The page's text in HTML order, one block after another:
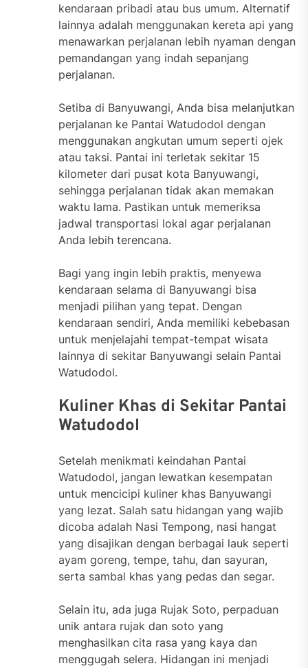
kendaraan pribadi atau bus umum. Alternatif
lainnya adalah menggunakan kereta api yang
menawarkan perjalanan lebih nyaman dengan
pemandangan yang indah sepanjang
perjalanan.
Setiba di Banyuwangi, Anda bisa melanjutkan
perjalanan ke Pantai Watudodol dengan
menggunakan angkutan umum seperti ojek
atau taksi. Pantai ini terletak sekitar 15
kilometer dari pusat kota Banyuwangi,
sehingga perjalanan tidak akan memakan
waktu lama. Pastikan untuk memeriksa
jadwal transportasi lokal agar perjalanan
Anda lebih terencana.
Bagi yang ingin lebih praktis, menyewa
kendaraan selama di Banyuwangi bisa
menjadi pilihan yang tepat. Dengan
kendaraan sendiri, Anda memiliki kebebasan
untuk menjelajahi tempat-tempat wisata
lainnya di sekitar Banyuwangi selain Pantai
Watudodol.
Kuliner Khas di Sekitar Pantai
Watudodol
Setelah menikmati keindahan Pantai
Watudodol, jangan lewatkan kesempatan
untuk mencicipi kuliner khas Banyuwangi
yang lezat. Salah satu hidangan yang wajib
dicoba adalah Nasi Tempong, nasi hangat
yang disajikan dengan berbagai lauk seperti
ayam goreng, tempe, tahu, dan sayuran,
serta sambal khas yang pedas dan segar.
Selain itu, ada juga Rujak Soto, perpaduan
unik antara rujak dan soto yang
menghasilkan cita rasa yang kaya dan
menggugah selera. Hidangan ini menjadi